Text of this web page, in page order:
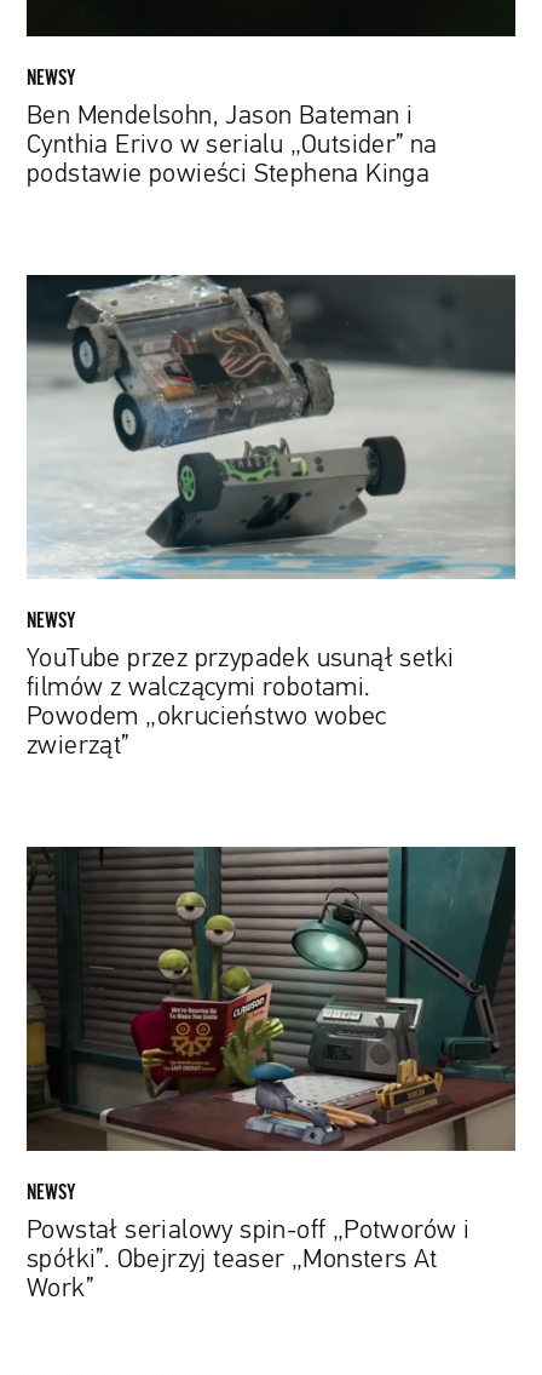
na
podstawie
Stephena
Kinga
NEWSY
Ben Mendelsohn, Jason Bateman i
Cynthia Erivo w serialu „Outsider” na
podstawie powieści Stephena Kinga
przypadek
usunął
Powodem
„okrucieństwo
wobec
NEWSY
YouTube przez przypadek usunął setki
filmów z walczącymi robotami.
Powodem „okrucieństwo wobec
zwierząt”
Powstał
serialowy
off
i
Obejrzyj
teaser
„Monsters
At
Work”
NEWSY
Powstał serialowy spin-off „Potworów i
spółki”. Obejrzyj teaser „Monsters At
Work”